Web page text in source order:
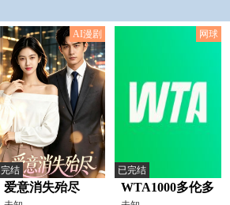
AI漫剧
完结
爱意消失殆尽
网球
已完结
WTA1000多伦多